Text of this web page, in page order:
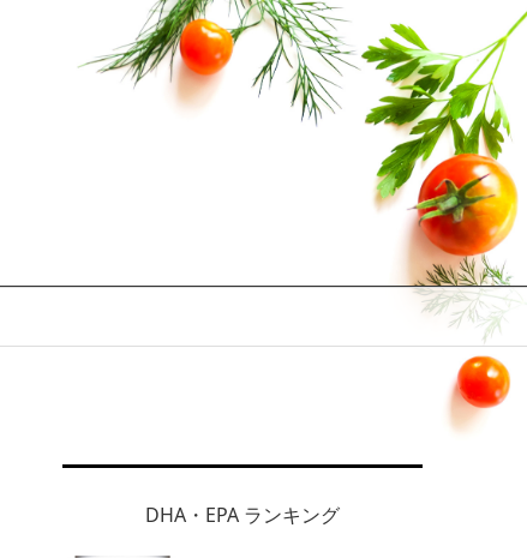
DHA・EPA ランキング